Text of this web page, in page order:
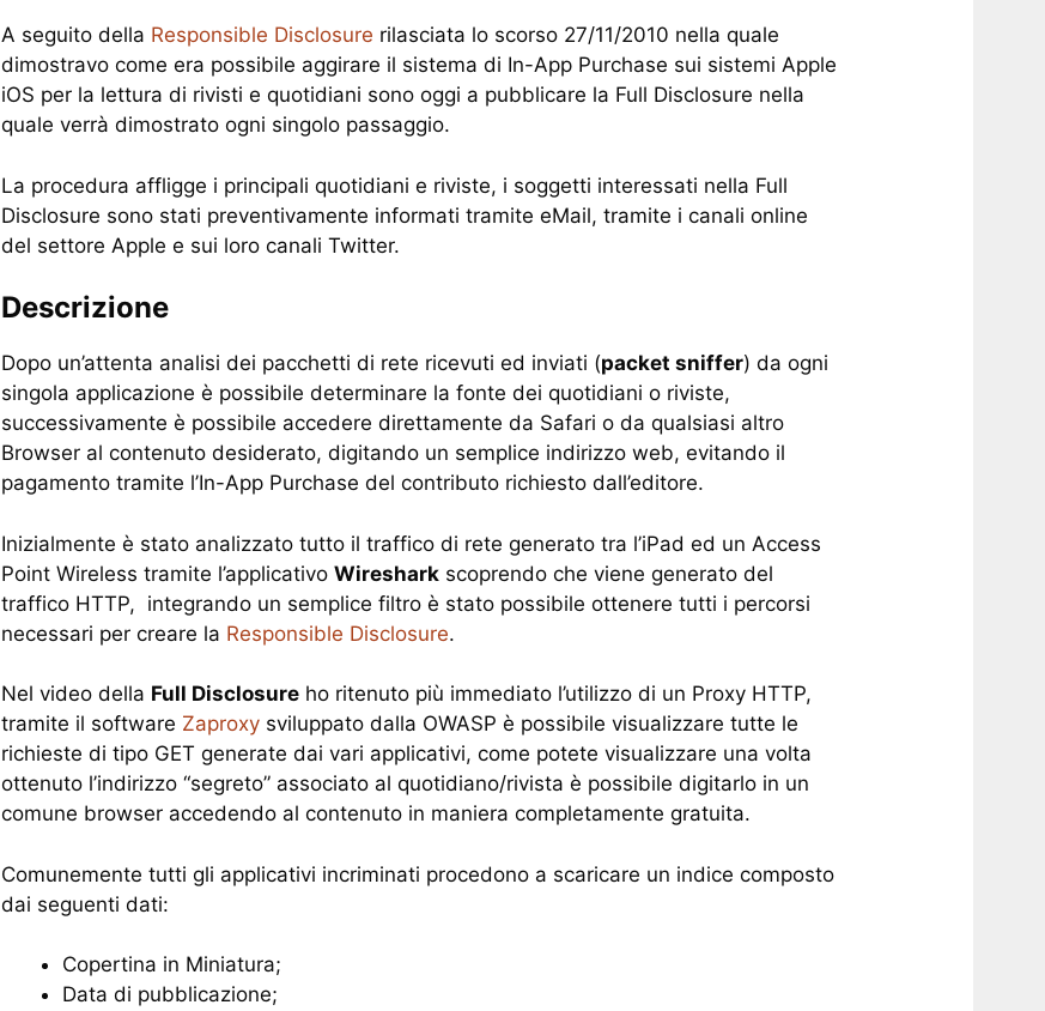
A seguito della Responsible Disclosure rilasciata lo scorso 27/11/2010 nella quale
dimostravo come era possibile aggirare il sistema di In-App Purchase sui sistemi Apple
iOS per la lettura di rivisti e quotidiani sono oggi a pubblicare la Full Disclosure nella
quale verrà dimostrato ogni singolo passaggio.
La procedura affligge i principali quotidiani e riviste, i soggetti interessati nella Full
Disclosure sono stati preventivamente informati tramite eMail, tramite i canali online
del settore Apple e sui loro canali Twitter.
Descrizione
Dopo un’attenta analisi dei pacchetti di rete ricevuti ed inviati (packet sniffer) da ogni
singola applicazione è possibile determinare la fonte dei quotidiani o riviste,
successivamente è possibile accedere direttamente da Safari o da qualsiasi altro
Browser al contenuto desiderato, digitando un semplice indirizzo web, evitando il
pagamento tramite l’In-App Purchase del contributo richiesto dall’editore.
Inizialmente è stato analizzato tutto il traffico di rete generato tra l’iPad ed un Access
Point Wireless tramite l’applicativo Wireshark scoprendo che viene generato del
traffico HTTP, integrando un semplice filtro è stato possibile ottenere tutti i percorsi
necessari per creare la Responsible Disclosure.
Nel video della Full Disclosure ho ritenuto più immediato l’utilizzo di un Proxy HTTP,
tramite il software Zaproxy sviluppato dalla OWASP è possibile visualizzare tutte le
richieste di tipo GET generate dai vari applicativi, come potete visualizzare una volta
ottenuto l’indirizzo “segreto” associato al quotidiano/rivista è possibile digitarlo in un
comune browser accedendo al contenuto in maniera completamente gratuita.
Comunemente tutti gli applicativi incriminati procedono a scaricare un indice composto
dai seguenti dati:
Copertina in Miniatura;
Data di pubblicazione;